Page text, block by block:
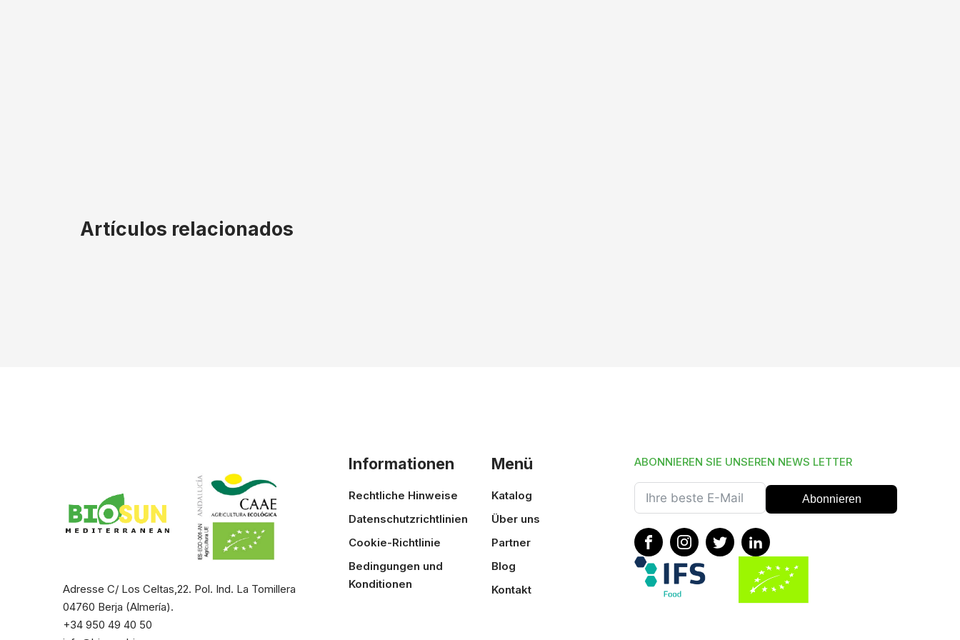
Artículos relacionados
Adresse C/ Los Celtas,22. Pol. Ind. La Tomillera
04760 Berja (Almería).
+34 950 49 40 50
Informationen
Rechtliche Hinweise
Datenschutzrichtlinien
Cookie-Richtlinie
Bedingungen und
Konditionen
Menü
Katalog
Über uns
Partner
Blog
Kontakt
ABONNIEREN SIE UNSEREN NEWS LETTER
Abonnieren